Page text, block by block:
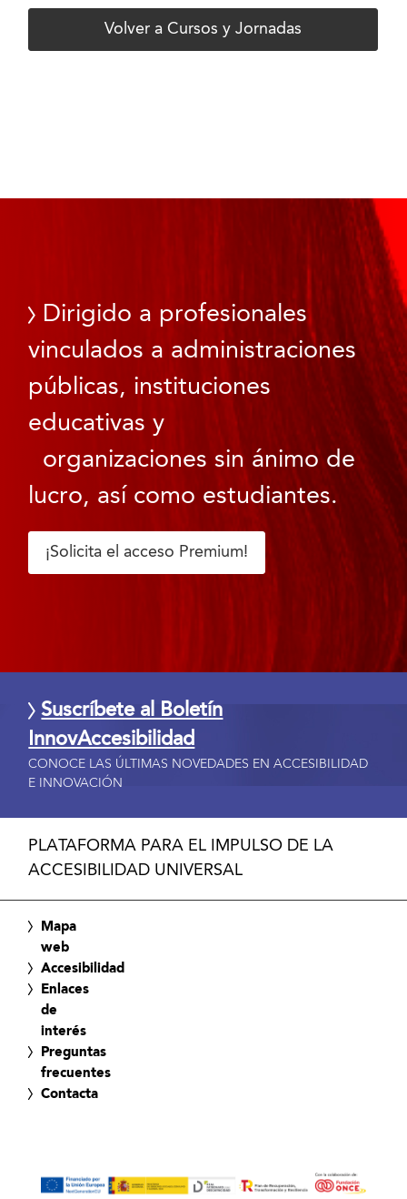
Volver a Cursos y Jornadas
Dirigido a profesionales
vinculados a administraciones
públicas, instituciones
educativas y
organizaciones sin ánimo de
lucro, así como estudiantes.
¡Solicita el acceso Premium!
Suscríbete al Boletín
InnovAccesibilidad
CONOCE LAS ÚLTIMAS NOVEDADES EN ACCESIBILIDAD
E INNOVACIÓN
PLATAFORMA PARA EL IMPULSO DE LA
ACCESIBILIDAD UNIVERSAL
Mapa
web
Accesibilidad
Enlaces
de
interés
Preguntas
frecuentes
Contacta